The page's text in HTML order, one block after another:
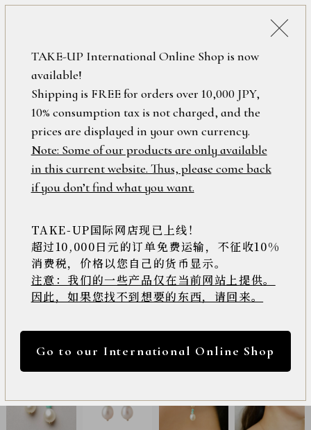
フリーワード
在庫なし含む
アイテム
ロ
グ
イ
ン
/
新
規
会
登
録
>>
Online
Shop
Item
TAKE-UP International Online Shop is now
available!
Shipping is FREE for orders over 10,000 JPY,
10% consumption tax is not charged, and the
prices are displayed in your own currency.
Note: Some of our products are only available
in this current website. Thus, please come back
if you don’t find what you want.
TAKE-UP国际网店现已上线！
超过10,000日元的订单免费运输，不征收10%
消费税，价格以您自己的货币显示。
注意：我们的一些产品仅在当前网站上提供。
因此，如果您找不到想要的东西，请回来。
Go to our International Online Shop